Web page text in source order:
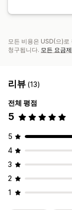
모든 비용은 USD(으)
청구됩니다. 모든 요금
리뷰 (13)
전체 평점
5
5
4
3
2
1